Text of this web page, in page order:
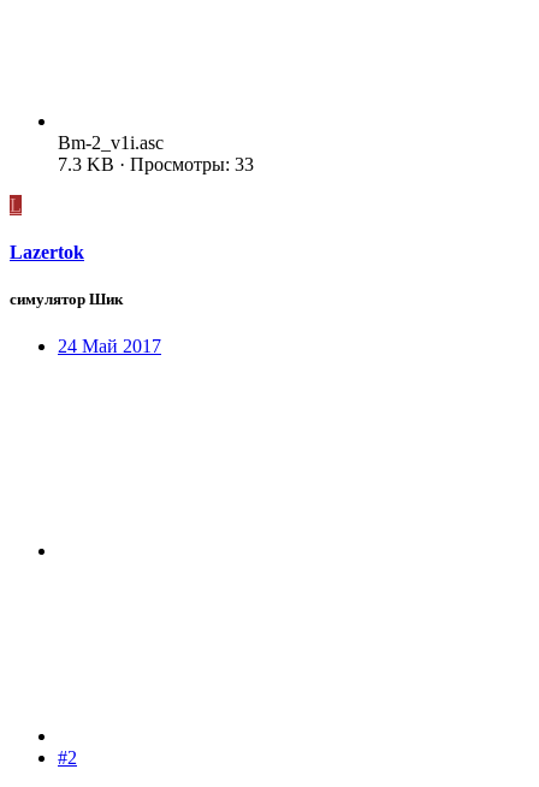
Bm-2_v1i.asc
7.3 KB · Просмотры: 33
L
Lazertok
симулятор Шик
24 Май 2017
#2